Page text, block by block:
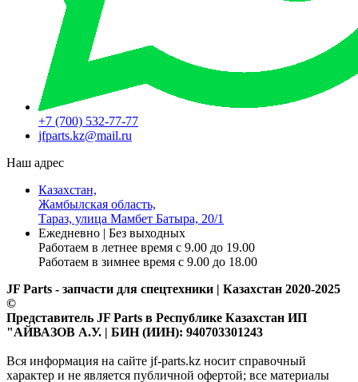
+7 (700) 532-77-77
jfparts.kz@mail.ru
Наш адрес
Казахстан,
Жамбылская область,
Тараз, улица Мамбет Батыра, 20/1
Ежедневно | Без выходных
Работаем в летнее время с 9.00 до 19.00
Работаем в зимнее время с 9.00 до 18.00
JF Parts - запчасти для спецтехники | Казахстан 2020-2025
©
Представитель JF Parts в Республике Казахстан ИП
"АЙВАЗОВ А.У. | БИН (ИИН): 940703301243
Вся информация на сайте jf-parts.kz носит справочный
характер и не является публичной офертой; все материалы